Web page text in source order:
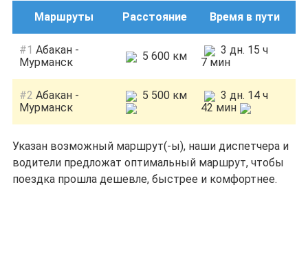
Маршруты Расстояние Время в пути
#1 Абакан -
Мурманск
5 600 км
3 дн. 15 ч
7 мин
#2 Абакан -
Мурманск
5 500 км
3 дн. 14 ч
42 мин
Указан возможный маршрут(-ы), наши диспетчера и
водители предложат оптимальный маршрут, чтобы
поездка прошла дешевле, быстрее и комфортнее.